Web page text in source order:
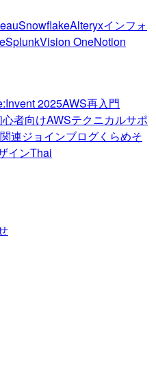
SnowflakeAlteryxインフォ
SplunkVision OneNotion
2025AWS再入門
者向けAWSテクニカルサポ
連ジョインブログくらめそ
インThai